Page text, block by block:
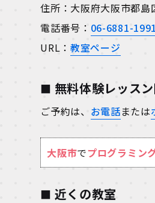
住所：大阪府大阪市都
電話番号： 06-6881-1991
URL： 教室ページ
無料体験レッス
ご予約は、 お電話または
大阪市でプログラミン
近くの教室